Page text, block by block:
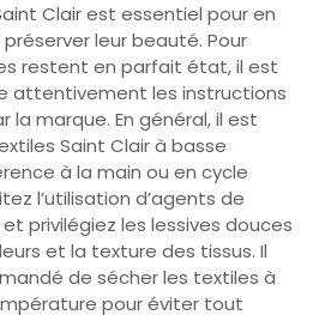
Clair est essentiel pour en
leur beauté. Pour
restent en parfait état, il est
attentivement les instructions
la marque. En général, il est
Saint Clair à basse
à la main ou en cycle
l’utilisation d’agents de
privilégiez les lessives douces
et la texture des tissus. Il
de sécher les textiles à
pour éviter tout